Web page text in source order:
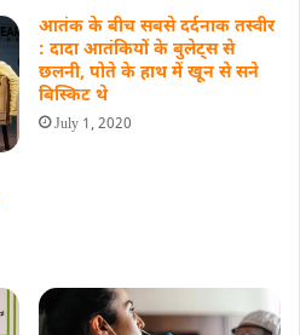
आतंक के बीच सबसे दर्दनाक तस्वीर
: दादा आतंकियों के बुलेट्स से
छलनी, पोते के हाथ में खून से सने
बिस्किट थे
July 1, 2020